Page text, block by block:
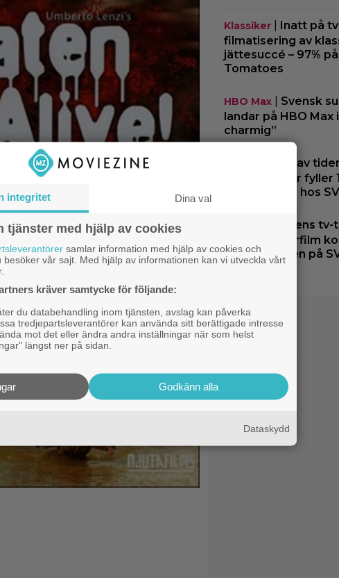
Klassiker| Inatt på
filmatisering av
jättesuccé – 97%
Tomatoes
HBO Max| Svensk
landar på HBO Max
charmig”
En av
komedifilmer fyller
streama den hos
Kvällens
perfekt Pixarfilm
första gången på
integritet Dina val
tjänster med hjälp av cookies
samlar information med hjälp av cookies och
vår sajt. Med hjälp av informationen kan vi utveckla vårt
kräver samtycke för följande:
du databehandling inom tjänsten, avslag kan påverka
tredjepartsleverantörer kan använda sitt berättigade intresse
mot det eller ändra andra inställningar när som helst
längst ner på sidan.
Godkänn alla
Dataskydd